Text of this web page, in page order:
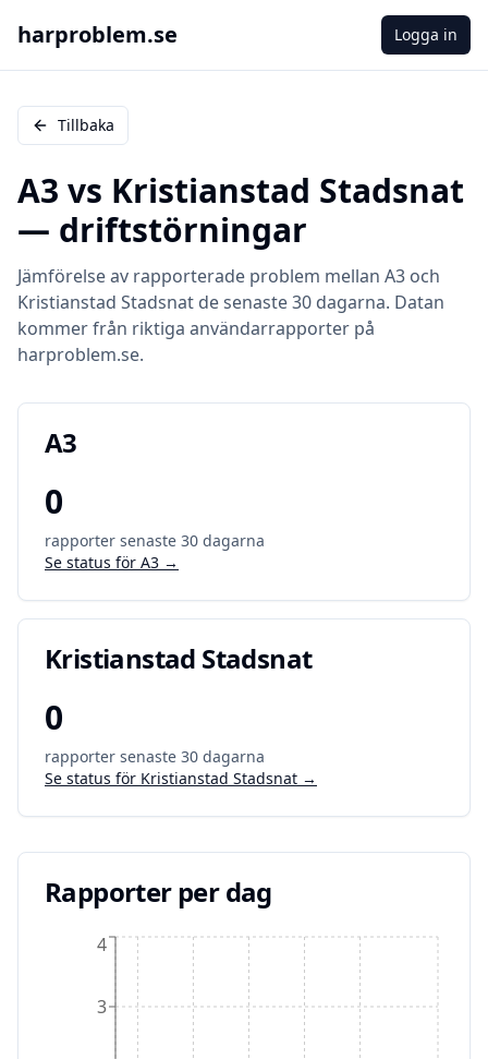
harproblem.se Logga in
Tillbaka
A3 vs Kristianstad Stadsnat
— driftstörningar
Jämförelse av rapporterade problem mellan A3 och
Kristianstad Stadsnat de senaste 30 dagarna. Datan
kommer från riktiga användarrapporter på
harproblem.se.
A3
0
rapporter senaste 30 dagarna
Se status för A3 →
Kristianstad Stadsnat
0
rapporter senaste 30 dagarna
Se status för Kristianstad Stadsnat →
Rapporter per dag
3
4